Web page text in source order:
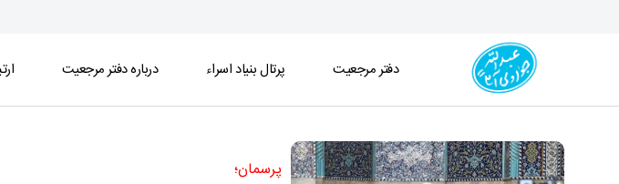
دفتر مرجعیت پرتال بنیاد اسراء درباره دفتر مرجعیت
پرسمان؛